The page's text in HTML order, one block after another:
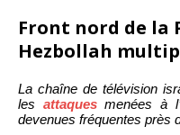
Front nord de la
Hezbollah
La chaîne de télévision
les attaquesmenées à
devenues fréquentes près